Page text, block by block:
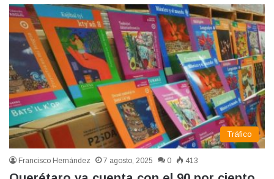
Tráfico
Francisco Hernández 7 agosto, 2025 0 413